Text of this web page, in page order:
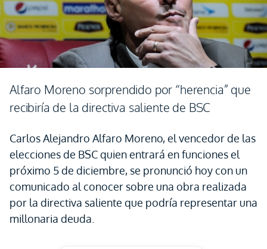
Alfaro Moreno sorprendido por “herencia” que
recibiría de la directiva saliente de BSC
Carlos Alejandro Alfaro Moreno, el vencedor de las
elecciones de BSC quien entrará en funciones el
próximo 5 de diciembre, se pronunció hoy con un
comunicado al conocer sobre una obra realizada
por la directiva saliente que podría representar una
millonaria deuda.